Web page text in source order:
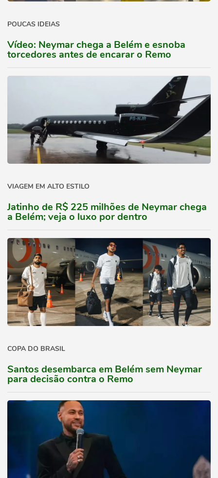
POUCAS IDEIAS
Vídeo: Neymar chega a Belém e esnoba
torcedores antes de encarar o Remo
VIAGEM EM ALTO ESTILO
Jatinho de R$ 225 milhões de Neymar chega
a Belém; veja o luxo por dentro
COPA DO BRASIL
Santos desembarca em Belém sem Neymar
para decisão contra o Remo